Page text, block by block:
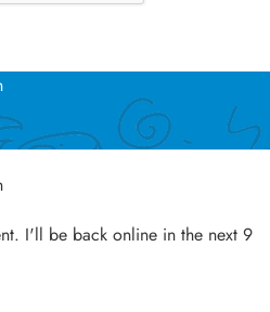
I'll be back online in the next 9